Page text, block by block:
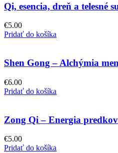
Qi, esencia, dreň a telesné
€5.00
Pridať do košíka
Shen Gong – Alchýmia
€6.00
Pridať do košíka
Zong Qi – Energia
€5.00
Pridať do košíka